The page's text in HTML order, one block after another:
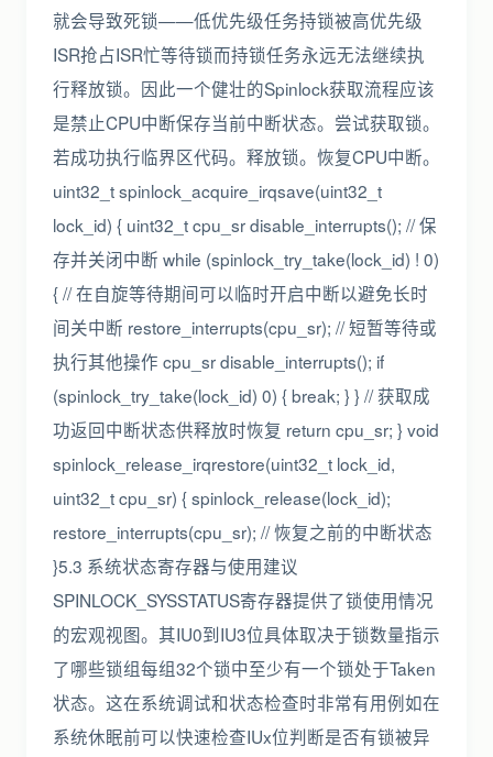
就会导致死锁——低优先级任务持锁被高优先级
ISR抢占ISR忙等待锁而持锁任务永远无法继续执
行释放锁。因此一个健壮的Spinlock获取流程应该
是禁止CPU中断保存当前中断状态。尝试获取锁。
若成功执行临界区代码。释放锁。恢复CPU中断。
uint32_t spinlock_acquire_irqsave(uint32_t
lock_id) { uint32_t cpu_sr disable_interrupts(); // 保
存并关闭中断 while (spinlock_try_take(lock_id) ! 0)
{ // 在自旋等待期间可以临时开启中断以避免长时
间关中断 restore_interrupts(cpu_sr); // 短暂等待或
执行其他操作 cpu_sr disable_interrupts(); if
(spinlock_try_take(lock_id) 0) { break; } } // 获取成
功返回中断状态供释放时恢复 return cpu_sr; } void
spinlock_release_irqrestore(uint32_t lock_id,
uint32_t cpu_sr) { spinlock_release(lock_id);
restore_interrupts(cpu_sr); // 恢复之前的中断状态
}5.3 系统状态寄存器与使用建议
SPINLOCK_SYSSTATUS寄存器提供了锁使用情况
的宏观视图。其IU0到IU3位具体取决于锁数量指示
了哪些锁组每组32个锁中至少有一个锁处于Taken
状态。这在系统调试和状态检查时非常有用例如在
系统休眠前可以快速检查IUx位判断是否有锁被异